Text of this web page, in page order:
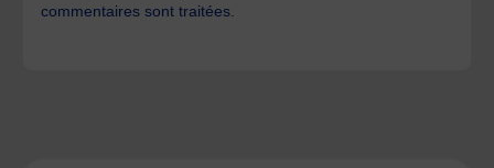
commentaires sont traitées.